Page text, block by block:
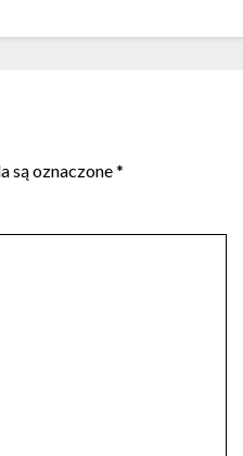
są oznaczone*